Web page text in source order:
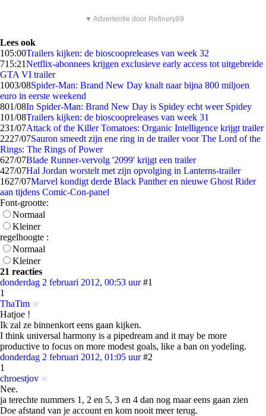
▼ Advertentie door Refinery89
Lees ook
105:00Trailers kijken: de bioscoopreleases van week 32
715:21Netflix-abonnees krijgen exclusieve early access tot uitgebreide
GTA VI trailer
1003/08Spider-Man: Brand New Day knalt naar bijna 800 miljoen
euro in eerste weekend
801/08In Spider-Man: Brand New Day is Spidey echt weer Spidey
101/08Trailers kijken: de bioscoopreleases van week 31
231/07Attack of the Killer Tomatoes: Organic Intelligence krijgt trailer
2227/07Sauron smeedt zijn ene ring in de trailer voor The Lord of the
Rings: The Rings of Power
627/07Blade Runner-vervolg '2099' krijgt een trailer
427/07Hal Jordan worstelt met zijn opvolging in Lanterns-trailer
1627/07Marvel kondigt derde Black Panther en nieuwe Ghost Rider
aan tijdens Comic-Con-panel
Font-grootte:
Normaal
Kleiner
regelhoogte :
Normaal
Kleiner
21 reacties
donderdag 2 februari 2012, 00:53 uur #1
1
ThaTim
Hatjoe !
Ik zal ze binnenkort eens gaan kijken.
I think universal harmony is a pipedream and it may be more
productive to focus on more modest goals, like a ban on yodeling.
donderdag 2 februari 2012, 01:05 uur #2
1
chroestjov
Nee.
ja terechte nummers 1, 2 en 5, 3 en 4 dan nog maar eens gaan zien
Doe afstand van je account en kom nooit meer terug.